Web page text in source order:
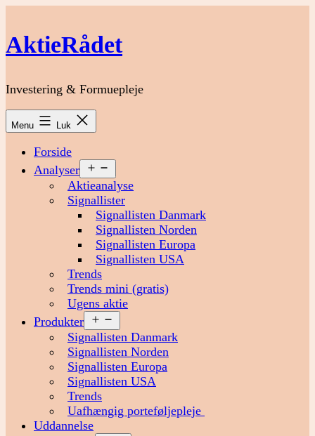
indhold
AktieRådet
Investering & Formuepleje
Menu Luk
Forside
Analyser
menu
Aktieanalyse
Signallister
Signallisten Danmark
Signallisten Norden
Signallisten Europa
Signallisten USA
Trends
Trends mini (gratis)
Ugens aktie
Produkter
menu
Signallisten Danmark
Signallisten Norden
Signallisten Europa
Signallisten USA
Trends
Uafhængig porteføljepleje
Uddannelse